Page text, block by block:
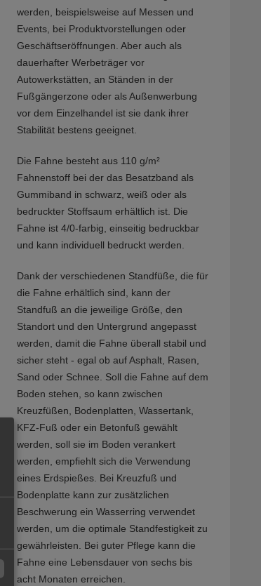
werden, beispielsweise auf Messen und
Events, bei Produktvorstellungen oder
Geschäftseröffnungen. Aber auch als
dauerhafter Werbeträger vor
Autowerkstätten, an Ständen in der
Fußgängerzone oder als Außenwerbung
vor dem Einzelhandel ist sie dank ihrer
Stabilität bestens geeignet.
Die Fahne besteht aus 110 g/m²
Fahnenstoff bei der das Besatzband als
Gummiband in schwarz, weiß oder als
bedruckter Stoffsaum erhältlich ist. Die
Fahne ist 4/0-farbig, einseitig bedruckbar
und kann individuell bedruckt werden.
Dank der verschiedenen Standfüße, die für
die Fahne erhältlich sind, kann der
Standfuß an die jeweilige Größe, den
Standort und den Untergrund angepasst
werden, damit die Fahne überall stabil und
sicher steht - egal ob auf Asphalt, Rasen,
Sand oder Schnee. Soll die Fahne auf dem
Boden stehen, so kann zwischen
Kreuzfüßen, Bodenplatten, Wassertank,
KFZ-Fuß oder ein Betonfuß gewählt
werden, soll sie im Boden verankert
werden, empfiehlt sich die Verwendung
eines Erdspießes. Bei Kreuzfuß und
Bodenplatte kann zur zusätzlichen
Beschwerung ein Wasserring verwendet
werden, um die optimale Standfestigkeit zu
gewährleisten. Bei guter Pflege kann die
Fahne eine Lebensdauer von sechs bis
acht Monaten erreichen.